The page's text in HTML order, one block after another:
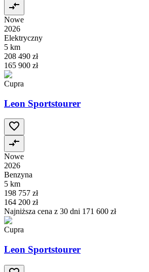
Nowe
2026
Elektryczny
5 km
208 490 zł
165 900 zł
Cupra
Leon Sportstourer
Nowe
2026
Benzyna
5 km
198 757 zł
164 200 zł
Najniższa cena z 30 dni 171 600 zł
Cupra
Leon Sportstourer